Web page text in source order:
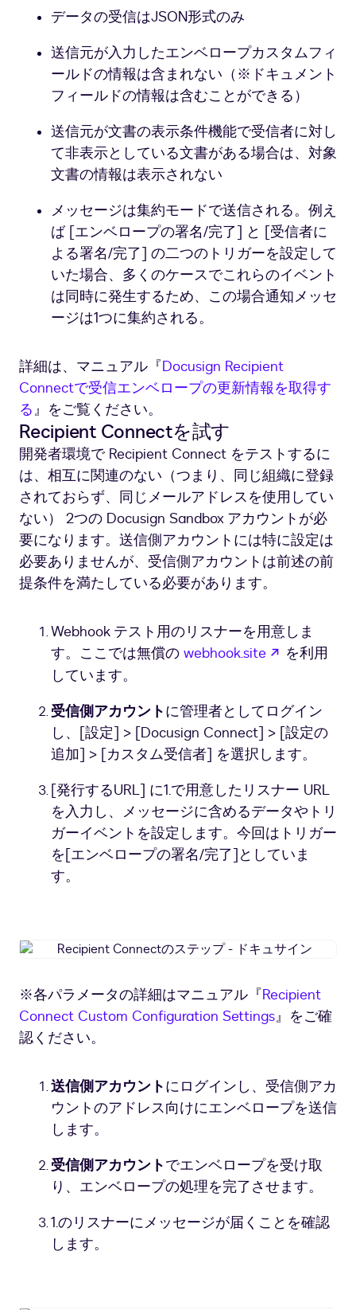
データの受信はJSON形式のみ
送信元が入力したエンベロープカスタムフィ
ールドの情報は含まれない（※ドキュメント
フィールドの情報は含むことができる）
送信元が文書の表示条件機能で受信者に対し
て非表示としている文書がある場合は、対象
文書の情報は表示されない
メッセージは集約モードで送信される。例え
ば [エンベロープの署名/完了] と [受信者に
よる署名/完了] の二つのトリガーを設定して
いた場合、多くのケースでこれらのイベント
は同時に発生するため、この場合通知メッセ
ージは1つに集約される。
詳細は、マニュアル『Docusign Recipient
Connectで受信エンベロープの更新情報を取得す
る』をご覧ください。
Recipient Connectを試す
開発者環境で Recipient Connect をテストするに
は、相互に関連のない（つまり、同じ組織に登録
されておらず、同じメールアドレスを使用してい
ない） 2つの Docusign Sandbox アカウントが必
要になります。送信側アカウントには特に設定は
必要ありませんが、受信側アカウントは前述の前
提条件を満たしている必要があります。
Webhook テスト用のリスナーを用意しま
す。ここでは無償の webhook.site 新しいタ
を利用
しています。
受信側アカウントに管理者としてログイン
し、[設定] > [Docusign Connect] > [設定の
追加] > [カスタム受信者] を選択します。
[発行するURL] に1.で用意したリスナー URL
を入力し、メッセージに含めるデータやトリ
ガーイベントを設定します。今回はトリガー
を[エンベロープの署名/完了]としていま
す。
Recipient
ス
テ
ド
キ
イ
ン
※各パラメータの詳細はマニュアル『Recipient
Connect Custom Configuration Settings』をご確
認ください。
送信側アカウントにログインし、受信側アカ
ウントのアドレス向けにエンベロープを送信
します。
受信側アカウントでエンベロープを受け取
り、エンベロープの処理を完了させます。
1.のリスナーにメッセージが届くことを確認
します。